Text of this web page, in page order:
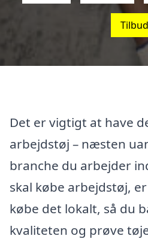
Tilbud
Det er vigtigt at have
arbejdstøj – næsten
branche du arbejder
skal købe arbejdstøj,
købe det lokalt, så du
kvaliteten og prøve